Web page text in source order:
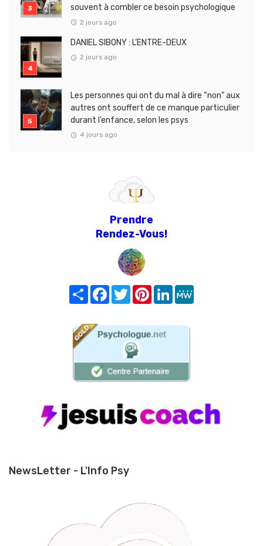
souvent à combler ce besoin psychologique
2 jours ago
DANIEL SIBONY : L’ENTRE-DEUX
2 jours ago
Les personnes qui ont du mal à dire “non” aux
autres ont souffert de ce manque particulier
durant l’enfance, selon les psys
4 jours ago
Prendre
Rendez-Vous!
Share FacebookTwitterPinterest
LinkedIn
NewsLetter - L'Info Psy